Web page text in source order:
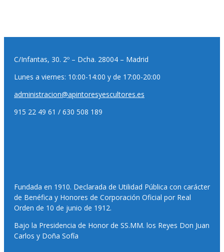
C/Infantas, 30. 2º – Dcha. 28004 – Madrid
Lunes a viernes: 10:00-14:00 y de 17:00-20:00
administracion@apintoresyescultores.es
915 22 49 61 / 630 508 189
Fundada en 1910. Declarada de Utilidad Pública con carácter
de Benéfica y Honores de Corporación Oficial por Real
Orden de 10 de junio de 1912.
Bajo la Presidencia de Honor de SS.MM. los Reyes Don Juan
Carlos y Doña Sofía